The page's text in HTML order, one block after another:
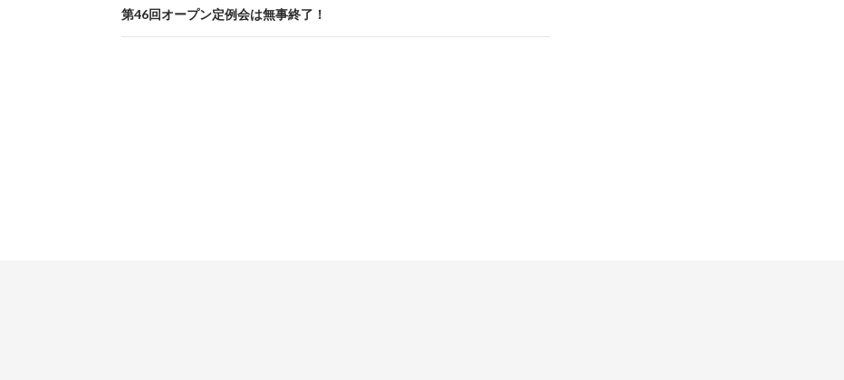
ビ
ゲ
第46回オープン定例会は無事終了！